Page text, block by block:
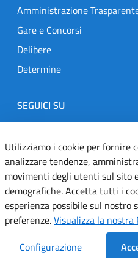
Amministrazione
Gare e Concorsi
Delibere
Determine
SEGUICI SU
Designers Italia
TwitterInstagram
Dichiarazione di accessibilità
Informativa cookie
Utilizziamo i cookie per fornire
analizzare tendenze,
movimenti degli utenti sul sito
demografiche. Accetta tutti i
esperienza possibile sul nostro
preferenze.Visualizza la nostra
Configurazione